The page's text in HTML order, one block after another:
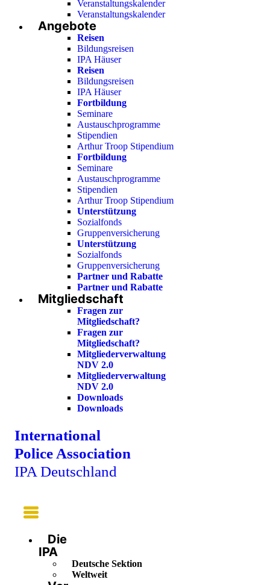
Veranstaltungskalender
Veranstaltungskalender
Angebote
Reisen
Bildungsreisen
IPA Häuser
Reisen
Bildungsreisen
IPA Häuser
Fortbildung
Seminare
Austauschprogramme
Stipendien
Arthur Troop Stipendium
Fortbildung
Seminare
Austauschprogramme
Stipendien
Arthur Troop Stipendium
Unterstützung
Sozialfonds
Gruppenversicherung
Unterstützung
Sozialfonds
Gruppenversicherung
Partner und Rabatte
Partner und Rabatte
Mitgliedschaft
Fragen zur
Mitgliedschaft?
Fragen zur
Mitgliedschaft?
Mitgliederverwaltung
NDV 2.0
Mitgliederverwaltung
NDV 2.0
Downloads
Downloads
International
Police Association
IPA Deutschland
Main
Menu
Die
IPA
Deutsche Sektion
Weltweit